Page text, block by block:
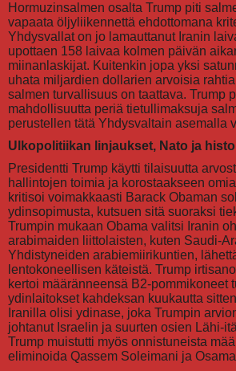
Hormuzinsalmen osalta Trump piti
vapaata öljyliikennettä ehdottomana
Yhdysvallat on jo lamauttanut Iranin
upottaen 158 laivaa kolmen päivän
miinanlaskijat. Kuitenkin jopa yksi
uhata miljardien dollarien arvoisia
salmen turvallisuus on taattava. Trump
mahdollisuutta periä tietullimaksuja
perustellen tätä Yhdysvaltain asemalla
Ulkopolitiikan linjaukset, Nato ja
Presidentti Trump käytti tilaisuutta
hallintojen toimia ja korostaakseen
kritisoi voimakkaasti Barack Obaman
ydinsopimusta, kutsuen sitä suoraksi
Trumpin mukaan Obama valitsi Iranin
arabimaiden liittolaisten, kuten Saudi-
Yhdistyneiden arabiemiirikuntien,
lentokoneellisen käteistä. Trump
kertoi määränneensä B2-pommikoneet
ydinlaitokset kahdeksan kuukautta
Iranilla olisi ydinase, joka Trumpin
johtanut Israelin ja suurten osien Lähi-
Trump muistutti myös onnistuneista
eliminoida Qassem Soleimani ja